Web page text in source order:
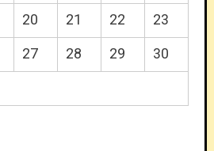
20 21 22
23
27 28 29
30